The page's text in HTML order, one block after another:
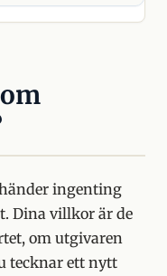
ingenting
Dina villkor är de
om utgivaren
tecknar ett nytt